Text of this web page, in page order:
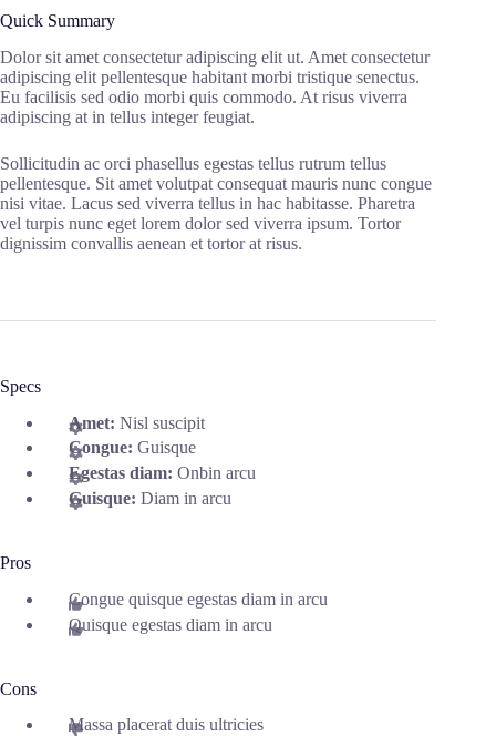
Quick Summary
Dolor sit amet consectetur adipiscing elit ut. Amet consectetur
adipiscing elit pellentesque habitant morbi tristique senectus.
Eu facilisis sed odio morbi quis commodo. At risus viverra
adipiscing at in tellus integer feugiat.
Sollicitudin ac orci phasellus egestas tellus rutrum tellus
pellentesque. Sit amet volutpat consequat mauris nunc congue
nisi vitae. Lacus sed viverra tellus in hac habitasse. Pharetra
vel turpis nunc eget lorem dolor sed viverra ipsum. Tortor
dignissim convallis aenean et tortor at risus.
Specs
Amet: Nisl suscipit
Congue: Guisque
Egestas diam: Onbin arcu
Guisque: Diam in arcu
Pros
Congue quisque egestas diam in arcu
Quisque egestas diam in arcu
Cons
Massa placerat duis ultricies